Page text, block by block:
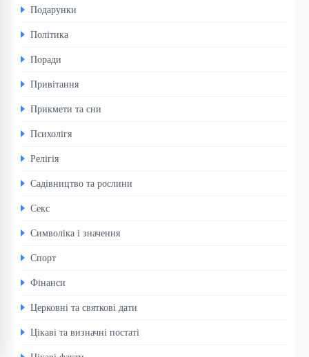
Подарунки
Політика
Поради
Привітання
Прикмети та сни
Психолігя
Релігія
Садівництво та рослини
Секс
Символіка і значення
Спорт
Фінанси
Церковні та святкові дати
Цікаві та визначні постаті